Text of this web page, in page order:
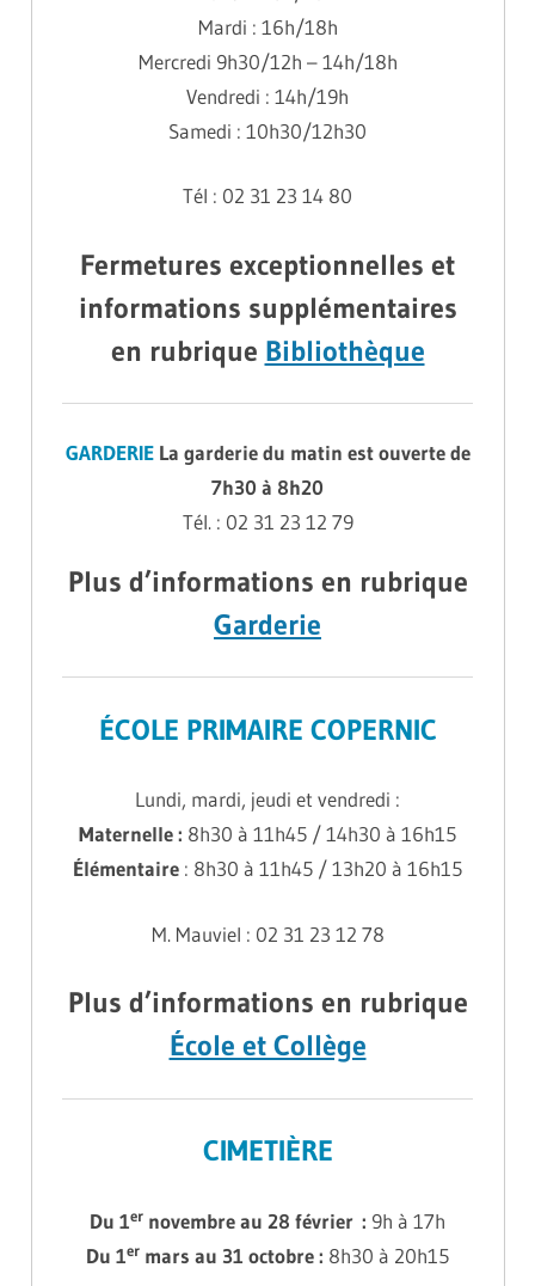
Mardi : 16h/18h
Mercredi 9h30/12h – 14h/18h
Vendredi : 14h/19h
Samedi : 10h30/12h30
Tél : 02 31 23 14 80
Fermetures exceptionnelles et
informations supplémentaires
en rubrique Bibliothèque
GARDERIE La garderie du matin est ouverte de
7h30 à 8h20
Tél. : 02 31 23 12 79
Plus d’informations en rubrique
Garderie
ÉCOLE PRIMAIRE COPERNIC
Lundi, mardi, jeudi et vendredi :
Maternelle : 8h30 à 11h45 / 14h30 à 16h15
Élémentaire : 8h30 à 11h45 / 13h20 à 16h15
M. Mauviel : 02 31 23 12 78
Plus d’informations en rubrique
École et Collège
CIMETIÈRE
Du 1er novembre au 28 février : 9h à 17h
Du 1er mars au 31 octobre : 8h30 à 20h15